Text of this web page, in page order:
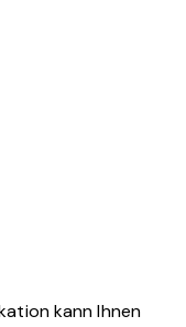
kann Ihnen